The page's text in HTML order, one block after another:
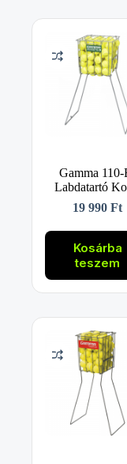
Gamma 110-
Labdatartó
19 990Ft
Kosárba
teszem